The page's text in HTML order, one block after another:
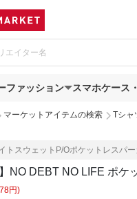
ファッション スマホケース
マーケットアイテムの検索 Tシャ
トスウェットP/Oポケットレスパー
NO DEBT NO LIFE ポケ
円)